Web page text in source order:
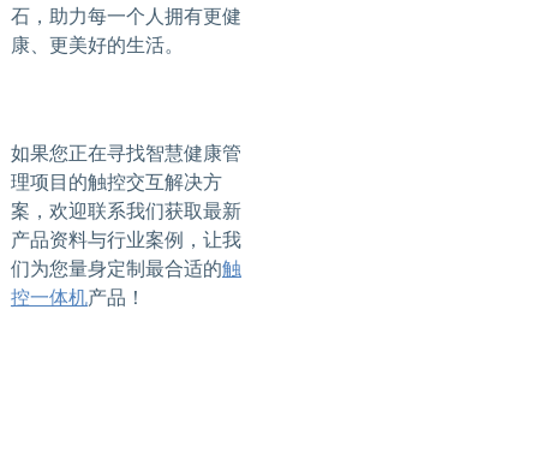
石，助力每一个人拥有更健
康、更美好的生活。
如果您正在寻找智慧健康管
理项目的触控交互解决方
案，欢迎联系我们获取最新
产品资料与行业案例，让我
们为您量身定制最合适的触
控一体机产品！